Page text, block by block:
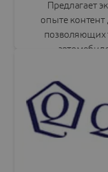
Предлагает
опыте
позволяющих